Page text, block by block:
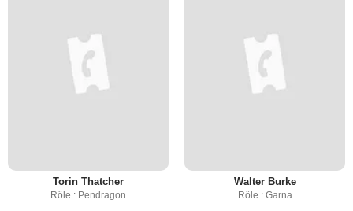
Torin Thatcher
Rôle : Pendragon
Walter Burke
Rôle : Garna